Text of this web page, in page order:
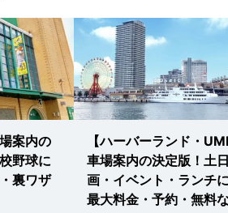
案内の
野球に
裏ワザ
【ハーバーランド・
車場案内の決定版！土
画・イベント・ランチ
最大料金・予約・無料